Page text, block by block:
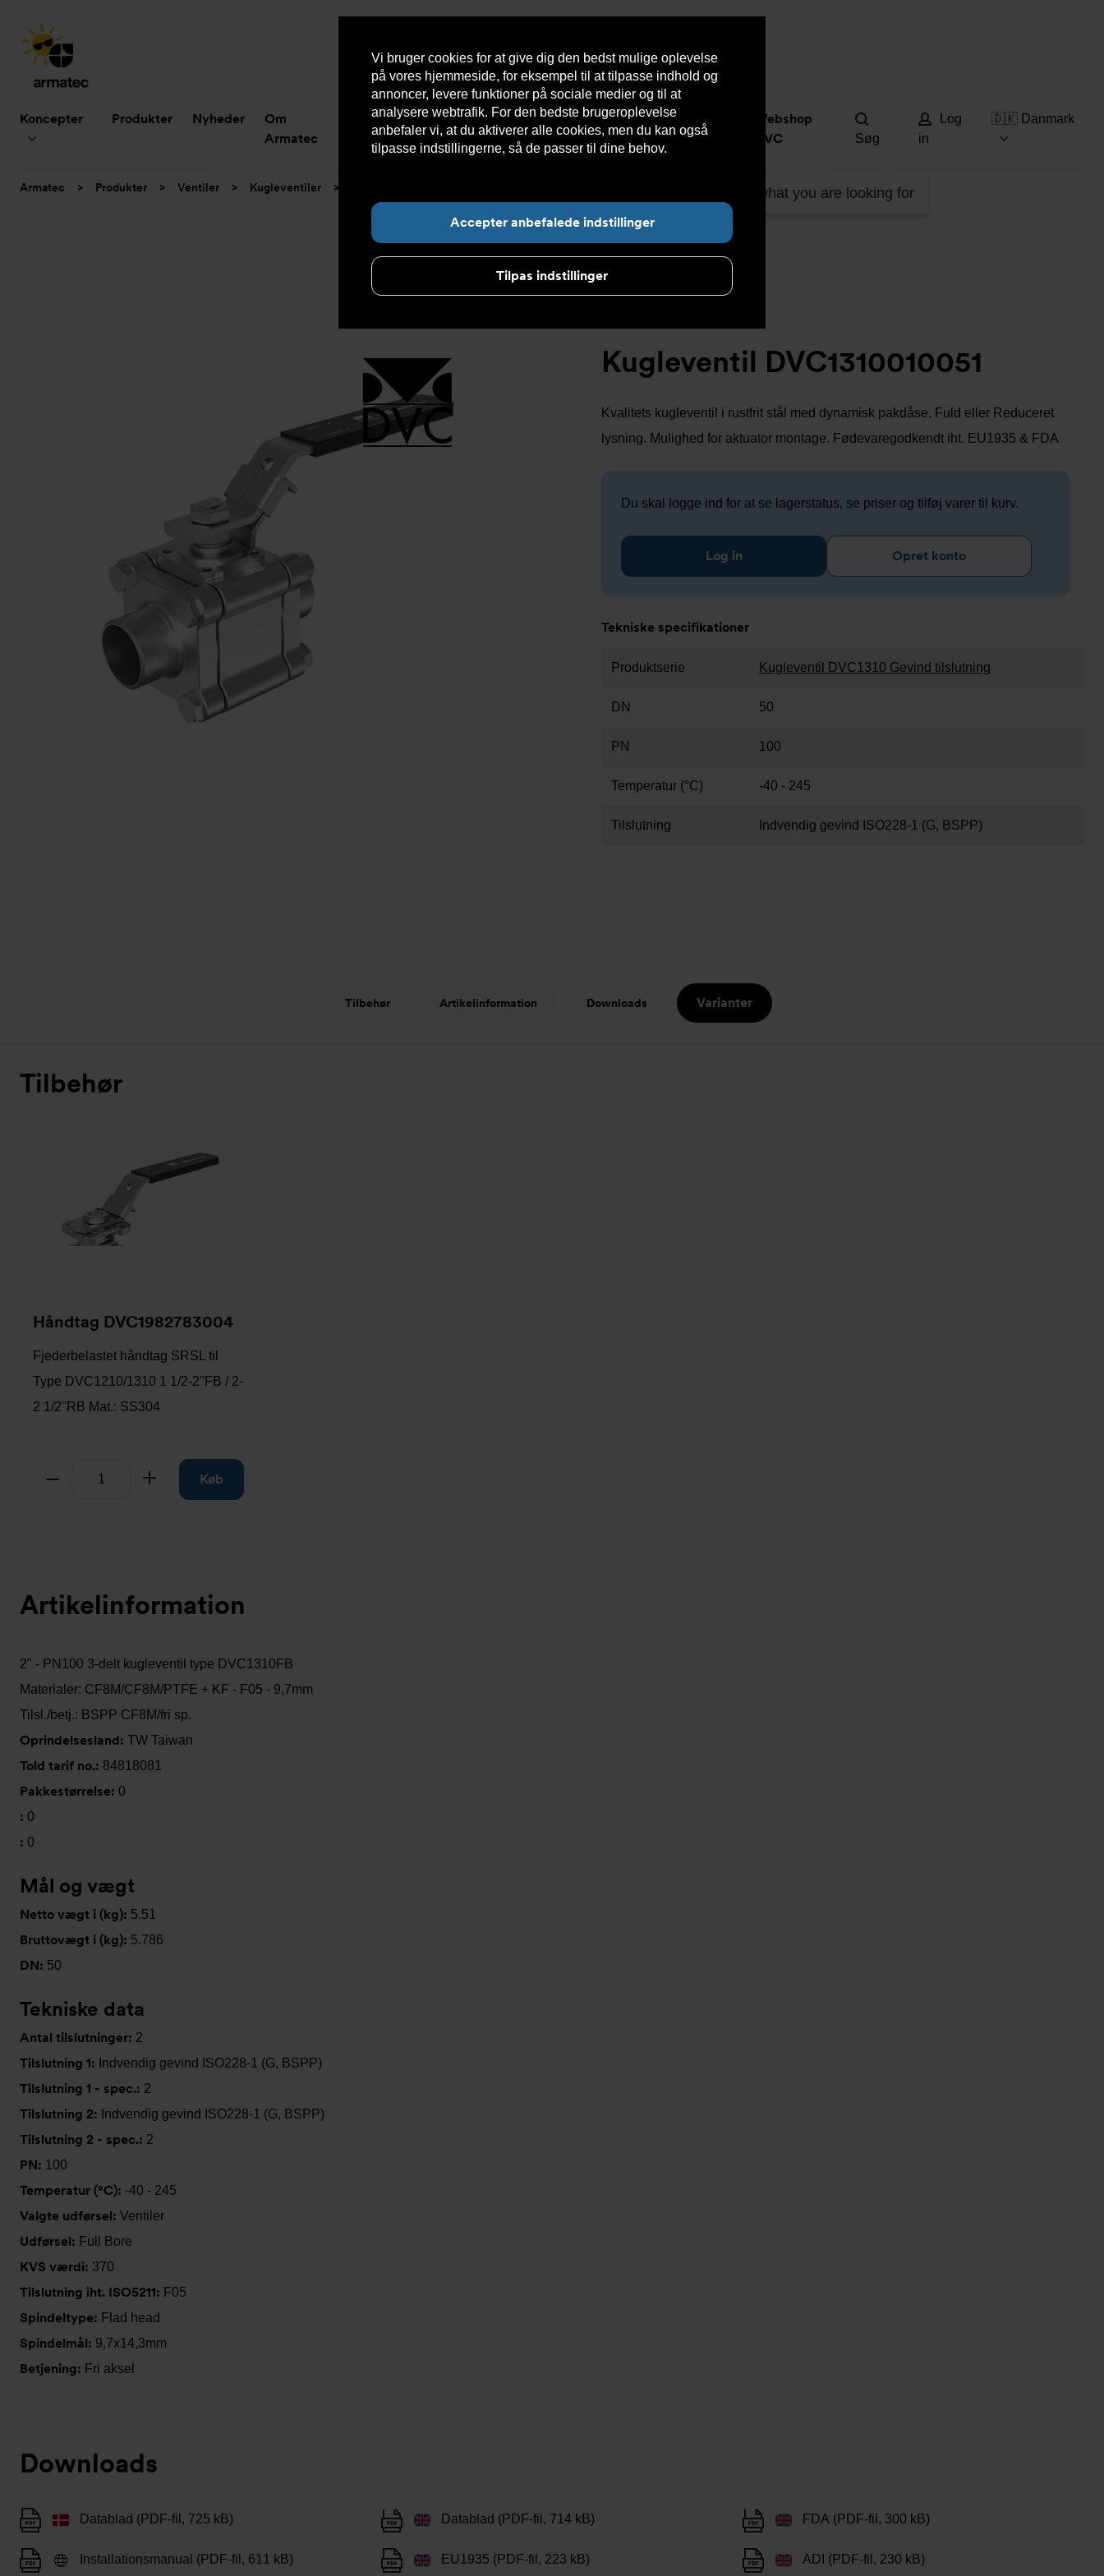
Vi bruger cookies for at give dig den bedst mulige oplevelse
på vores hjemmeside, for eksempel til at tilpasse indhold og
annoncer, levere funktioner på sociale medier og til at
analysere webtrafik. For den bedste brugeroplevelse
anbefaler vi, at du aktiverer alle cookies, men du kan også
tilpasse indstillingerne, så de passer til dine behov.
Accepter anbefalede indstillinger
Tilpas indstillinger
Koncepter Produkter Nyheder
Om
Armatec
Bæredygtighed
Kontakt
os
Teknisk
hjælp
Kundeservice
Webshop
DVC
Find what you are looking for
Søg
Log
in
🇩🇰 Danmark
Du
Armatec > Produkter > Ventiler > Kugleventiler > Kugleventil DVC1310010051
Kugleventil DVC1310010051
Kvalitets kugleventil i rustfrit stål med dynamisk pakdåse. Fuld eller Reduceret
lysning. Mulighed for aktuator montage. Fødevaregodkendt iht. EU1935 & FDA
Du skal logge ind for at se lagerstatus, se priser og tilføj varer til kurv.
Log in Opret konto
Tekniske specifikationer
Produktserie Kugleventil DVC1310 Gevind tilslutning
DN 50
PN 100
Temperatur (°C) -40 - 245
Tilslutning Indvendig gevind ISO228-1 (G, BSPP)
Tilbehør Artikelinformation Downloads Varianter
Tilbehør
Håndtag DVC1982783004
Fjederbelastet håndtag SRSL til
Type DVC1210/1310 1 1/2-2''FB / 2-
2 1/2''RB Mat.: SS304
Tag fra Køb
Artikelinformation
2" - PN100 3-delt kugleventil type DVC1310FB
Materialer: CF8M/CF8M/PTFE + KF - F05 - 9,7mm
Tilsl./betj.: BSPP CF8M/fri sp.
Oprindelsesland: TW Taiwan
Told tarif no.: 84818081
Pakkestørrelse: 0
: 0
: 0
Mål og vægt
Netto vægt i (kg): 5.51
Bruttovægt i (kg): 5.786
DN: 50
Tekniske data
Antal tilslutninger: 2
Tilslutning 1: Indvendig gevind ISO228-1 (G, BSPP)
Tilslutning 1 - spec.: 2
Tilslutning 2: Indvendig gevind ISO228-1 (G, BSPP)
Tilslutning 2 - spec.: 2
PN: 100
Temperatur (°C): -40 - 245
Valgte udførsel: Ventiler
Udførsel: Full Bore
KVS værdi: 370
Tilslutning iht. ISO5211: F05
Spindeltype: Flad head
Spindelmål: 9,7x14,3mm
Betjening: Fri aksel
Downloads
Datablad (PDF-fil, 725 kB)
Installationsmanual (PDF-fil, 611 kB)
Datablad (PDF-fil, 714 kB)
EU1935 (PDF-fil, 223 kB)
FDA (PDF-fil, 300 kB)
ADI (PDF-fil, 230 kB)